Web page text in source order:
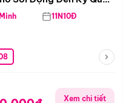
Mỹ
11N10Đ
Xem chi tiết